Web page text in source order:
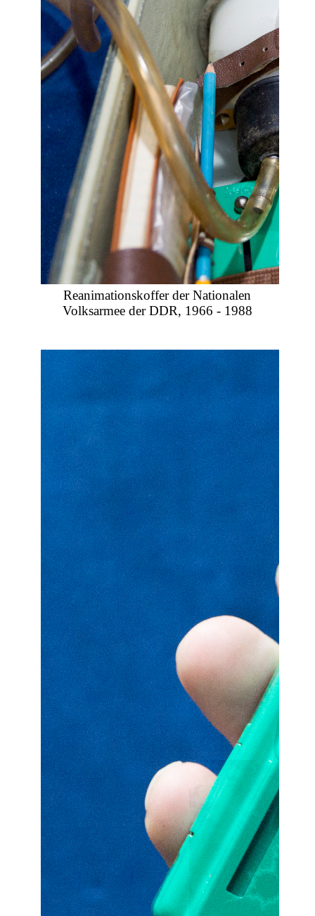
Reanimationskoffer der Nationalen
Volksarmee der DDR, 1966 - 1988